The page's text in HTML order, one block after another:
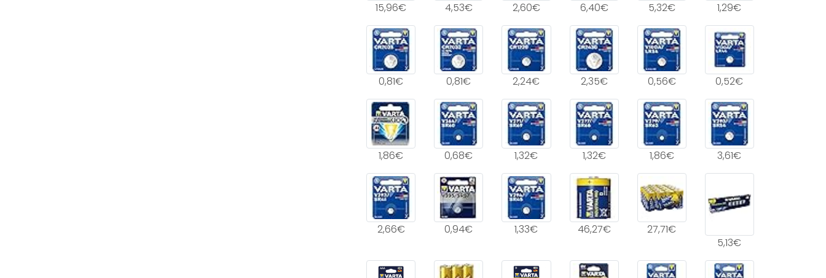
15,96€ 4,53€ 2,60€ 6,40€ 5,32€ 1,29€
0,81€ 0,81€ 2,24€ 2,35€ 0,56€ 0,52€
1,86€ 0,68€ 1,32€ 1,32€ 1,86€ 3,61€
2,66€ 0,94€ 1,33€ 46,27€
27,71€
5,13€